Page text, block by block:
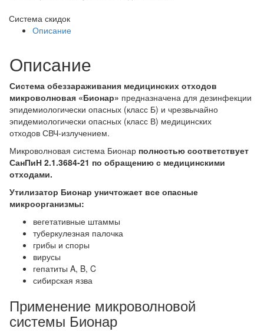
Система скидок
Описание
Описание
Система обеззараживания медицинских отходов
микроволновая «Бионар» предназначена для дезинфекции
эпидемиологически опасных (класс Б) и чрезвычайно
эпидемиологически опасных (класс В) медицинских
отходов СВЧ-излучением.
Микроволновая система Бионар полностью соответствует
СанПиН 2.1.3684-21 по обращению с медицинскими
отходами.
Утилизатор Бионар уничтожает все опасные
микроорганизмы:
вегетативные штаммы
туберкулезная палочка
грибы и споры
вирусы
гепатиты A, B, C
сибирская язва
Применение микроволновой
системы Бионар